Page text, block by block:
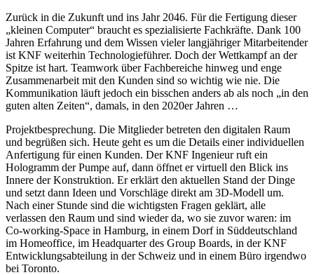
Zurück in die Zukunft und ins Jahr 2046. Für die Fertigung dieser
„kleinen Computer“ braucht es spezialisierte Fachkräfte. Dank 100
Jahren Erfahrung und dem Wissen vieler langjähriger Mitarbeitender
ist KNF weiterhin Technologieführer. Doch der Wettkampf an der
Spitze ist hart. Teamwork über Fachbereiche hinweg und enge
Zusammenarbeit mit den Kunden sind so wichtig wie nie. Die
Kommunikation läuft jedoch ein bisschen anders ab als noch „in den
guten alten Zeiten“, damals, in den 2020er Jahren …
Projektbesprechung. Die Mitglieder betreten den digitalen Raum
und begrüßen sich. Heute geht es um die Details einer individuellen
Anfertigung für einen Kunden. Der KNF Ingenieur ruft ein
Hologramm der Pumpe auf, dann öffnet er virtuell den Blick ins
Innere der Konstruktion. Er erklärt den aktuellen Stand der Dinge
und setzt dann Ideen und Vorschläge direkt am 3D-Modell um.
Nach einer Stunde sind die wichtigsten Fragen geklärt, alle
verlassen den Raum und sind wieder da, wo sie zuvor waren: im
Co-working-Space in Hamburg, in einem Dorf in Süddeutschland
im Homeoffice, im Headquarter des Group Boards, in der KNF
Entwicklungsabteilung in der Schweiz und in einem Büro irgendwo
bei Toronto.